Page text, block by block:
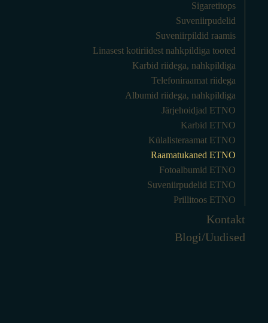
Sigaretitops
Suveniirpudelid
Suveniirpildid raamis
Linasest kotiriidest nahkpildiga tooted
Karbid riidega, nahkpildiga
Telefoniraamat riidega
Albumid riidega, nahkpildiga
Järjehoidjad ETNO
Karbid ETNO
Külalisteraamat ETNO
Raamatukaned ETNO
Fotoalbumid ETNO
Suveniirpudelid ETNO
Prillitoos ETNO
Kontakt
Blogi/Uudised